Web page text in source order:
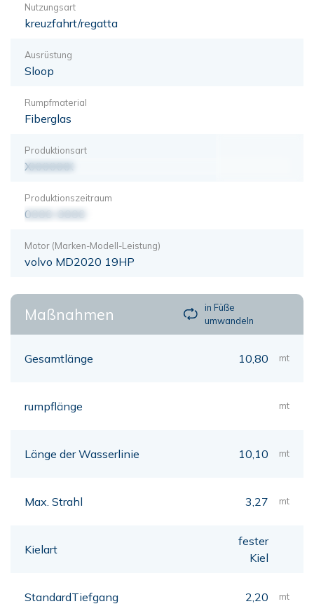
Nutzungsart
kreuzfahrt/regatta
Ausrüstung
Sloop
Rumpfmaterial
Fiberglas
Produktionsart
XXXXXXX
Produktionszeitraum
0000-0000
Motor (Marken-Modell-Leistung)
volvo MD2020 19HP
Maßnahmen
in Füße
umwandeln
Gesamtlänge 10,80 mt
rumpflänge mt
Länge der Wasserlinie 10,10 mt
Max. Strahl 3,27 mt
Kielart
fester
Kiel
StandardTiefgang 2,20 mt